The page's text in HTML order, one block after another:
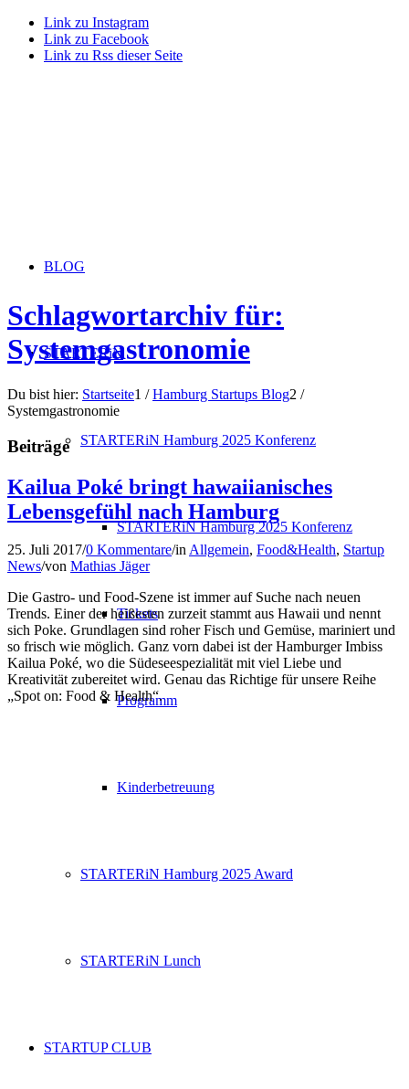
Link zu Instagram
Link zu Facebook
Link zu Rss dieser Seite
BLOG
STARTERiN
STARTERiN Hamburg 2025 Konferenz
STARTERiN Hamburg 2025 Konferenz
Tickets
Programm
Kinderbetreuung
STARTERiN Hamburg 2025 Award
STARTERiN Lunch
STARTUP CLUB
Schlagwortarchiv für:
Systemgastronomie
Du bist hier: Startseite1 / Hamburg Startups Blog2 /
Systemgastronomie
Beiträge
Kailua Poké bringt hawaiianisches
Lebensgefühl nach Hamburg
25. Juli 2017/0 Kommentare/inAllgemein, Food&Health, Startup
News/von Mathias Jäger
Die Gastro- und Food-Szene ist immer auf Suche nach neuen
Trends. Einer der heißesten zurzeit stammt aus Hawaii und nennt
sich Poke. Grundlagen sind roher Fisch und Gemüse, mariniert und
so frisch wie möglich. Ganz vorn dabei ist der Hamburger Imbiss
Kailua Poké, wo die Südeseespezialität mit viel Liebe und
Kreativität zubereitet wird. Genau das Richtige für unsere Reihe
„Spot on: Food & Health“.